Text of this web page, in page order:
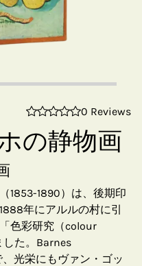
0 Reviews
の静物画
1853-1890）は、後期印
年にアルルの村に引
色彩研究（colour
た。Barnes
光栄にもヴァン・ゴッ